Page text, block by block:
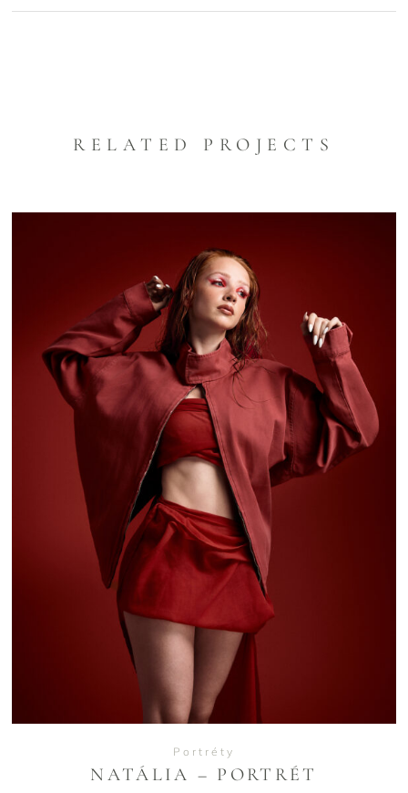
RELATED PROJECTS
VIEW
NATÁLIA – PORTRÉT
Portréty